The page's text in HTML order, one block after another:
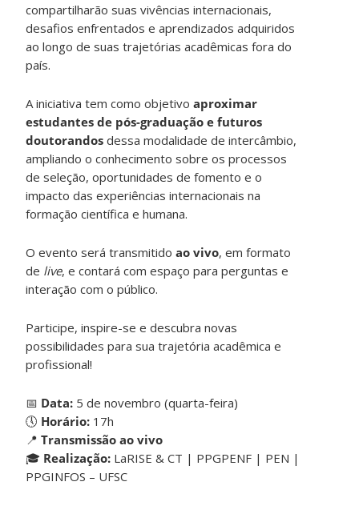
compartilharão suas vivências internacionais,
desafios enfrentados e aprendizados adquiridos
ao longo de suas trajetórias acadêmicas fora do
país.
A iniciativa tem como objetivoaproximar
estudantes de pós-graduação e futuros
doutorandos dessa modalidade de intercâmbio,
ampliando o conhecimento sobre os processos
de seleção, oportunidades de fomento e o
impacto das experiências internacionais na
formação científica e humana.
O evento será transmitidoao vivo, em formato
de live, e contará com espaço para perguntas e
interação com o público.
Participe, inspire-se e descubra novas
possibilidades para sua trajetória acadêmica e
profissional!
📅 Data: 5 de novembro (quarta-feira)
🕔 Horário: 17h
📍Transmissão ao vivo
🎓 Realização: LaRISE & CT | PPGPENF | PEN |
PPGINFOS – UFSC